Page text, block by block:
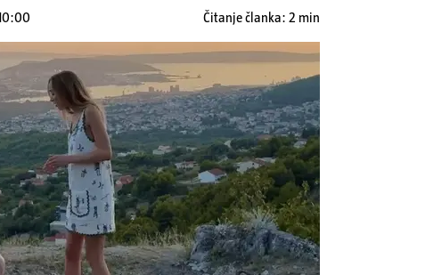
Čitanje članka: 2 min